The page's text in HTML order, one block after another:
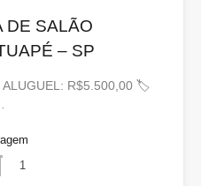
DE SALÃO
– SP
ALUGUEL: R$5.500,00 🏷
1